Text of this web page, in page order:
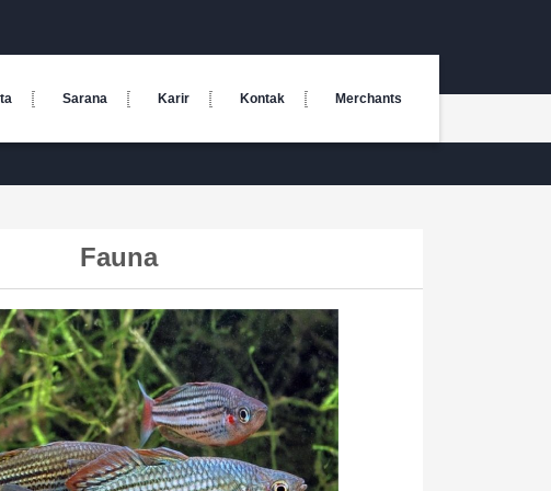
Sarana Karir Kontak Merchants
Fauna